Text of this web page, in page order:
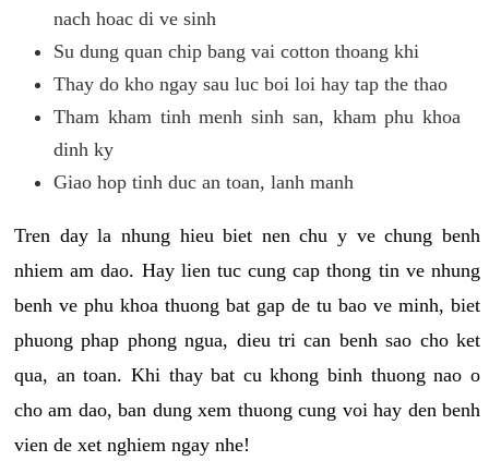
nach hoac di ve sinh
Su dung quan chip bang vai cotton thoang khi
Thay do kho ngay sau luc boi loi hay tap the thao
Tham kham tinh menh sinh san, kham phu khoa
dinh ky
Giao hop tinh duc an toan, lanh manh
Tren day la nhung hieu biet nen chu y ve chung benh
nhiem am dao. Hay lien tuc cung cap thong tin ve nhung
benh ve phu khoa thuong bat gap de tu bao ve minh, biet
phuong phap phong ngua, dieu tri can benh sao cho ket
qua, an toan. Khi thay bat cu khong binh thuong nao o
cho am dao, ban dung xem thuong cung voi hay den benh
vien de xet nghiem ngay nhe!